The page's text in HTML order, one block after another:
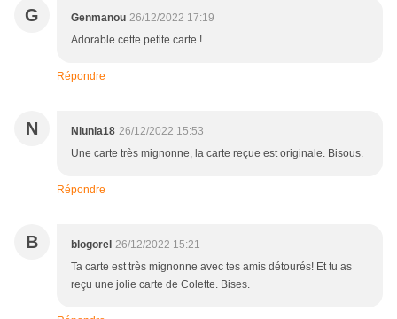
G Genmanou 26/12/2022 17:19
Adorable cette petite carte !
Répondre
N Niunia18 26/12/2022 15:53
Une carte très mignonne, la carte reçue est originale. Bisous.
Répondre
B blogorel 26/12/2022 15:21
Ta carte est très mignonne avec tes amis détourés! Et tu as
reçu une jolie carte de Colette. Bises.